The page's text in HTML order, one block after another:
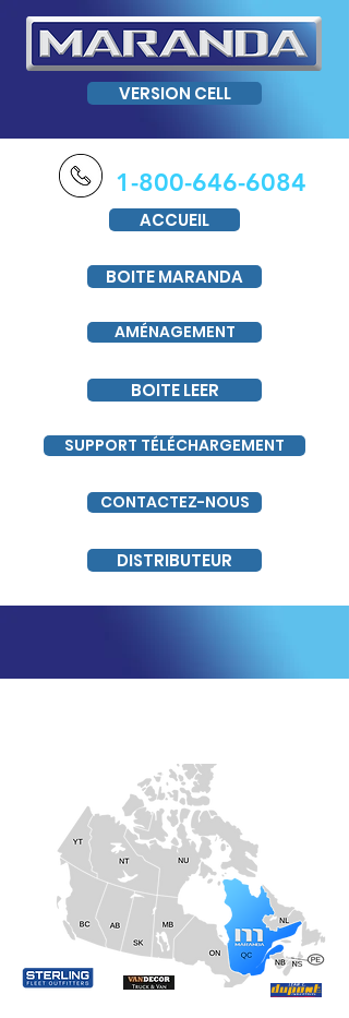
VERSION CELL
1-800-646-6084
ACCUEIL
BOITE MARANDA
AMÉNAGEMENT
BOITE LEER
SUPPORT TÉLÉCHARGEMENT
CONTACTEZ-NOUS
DISTRIBUTEUR